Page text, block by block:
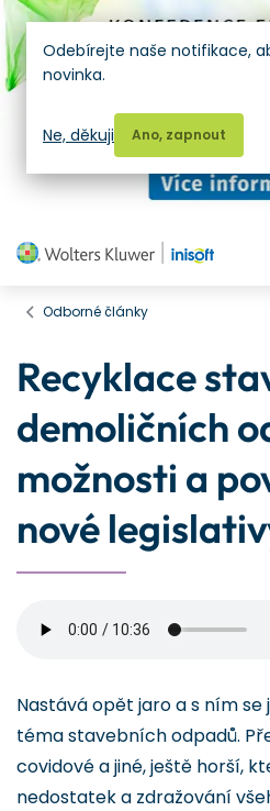
Odborné články
Recyklace
demoličních
možnosti a
nové
Nastává opět jaro a s ním
téma stavebních odpadů.
covidové a jiné, ještě horší,
nedostatek a zdražování
Odebírejte naše notifikace,
novinka.
Ano, zapnout
Ne, děkuji